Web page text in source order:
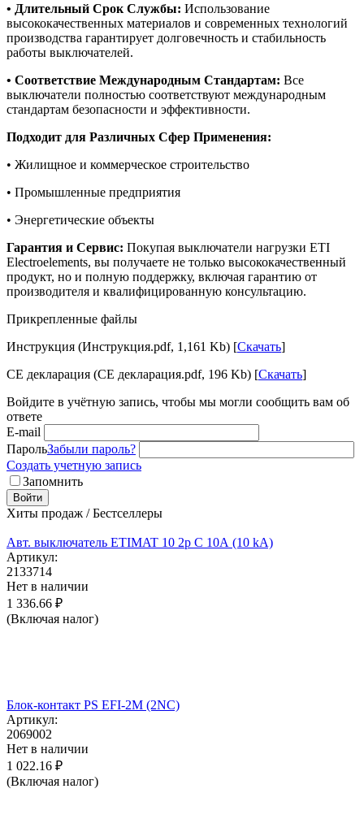
• Длительный Срок Службы: Использование
высококачественных материалов и современных технологий
производства гарантирует долговечность и стабильность
работы выключателей.
• Соответствие Международным Стандартам: Все
выключатели полностью соответствуют международным
стандартам безопасности и эффективности.
Подходит для Различных Сфер Применения:
• Жилищное и коммерческое строительство
• Промышленные предприятия
• Энергетические объекты
Гарантия и Сервис: Покупая выключатели нагрузки ETI
Electroelements, вы получаете не только высококачественный
продукт, но и полную поддержку, включая гарантию от
производителя и квалифицированную консультацию.
Прикрепленные файлы
Инструкция (Инструкция.pdf, 1,161 Kb) [Скачать]
CE декларация (CE декларация.pdf, 196 Kb) [Скачать]
Войдите в учётную запись, чтобы мы могли сообщить вам об
ответе
E-mail
ПарольЗабыли пароль?
Создать учетную запись
Запомнить
Войти
Хиты продаж / Бестселлеры
Авт. выключатель ETIMAT 10 2p C 10А (10 kA)
Артикул:
2133714
Нет в наличии
1 336.66 ₽
(Включая налог)
Блок-контакт PS EFI-2M (2NC)
Артикул:
2069002
Нет в наличии
1 022.16 ₽
(Включая налог)